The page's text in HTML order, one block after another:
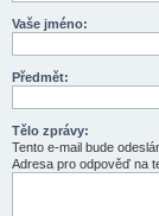
Vaše jméno:
Předmět:
Tělo zprávy:
Tento e-mail bude
Adresa pro odpověď na